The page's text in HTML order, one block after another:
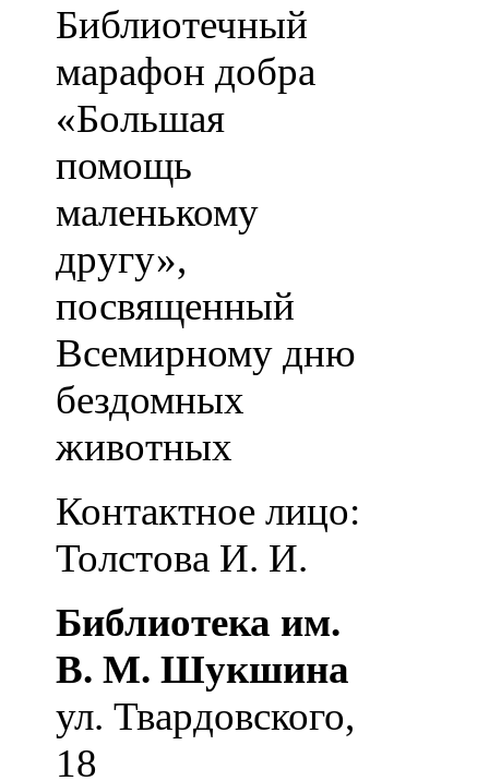
Библиотечный
марафон добра
«Большая
помощь
маленькому
другу»,
посвященный
Всемирному дню
бездомных
животных
Контактное лицо:
Толстова И. И.
Библиотека им.
В. М. Шукшина
ул. Твардовского,
18